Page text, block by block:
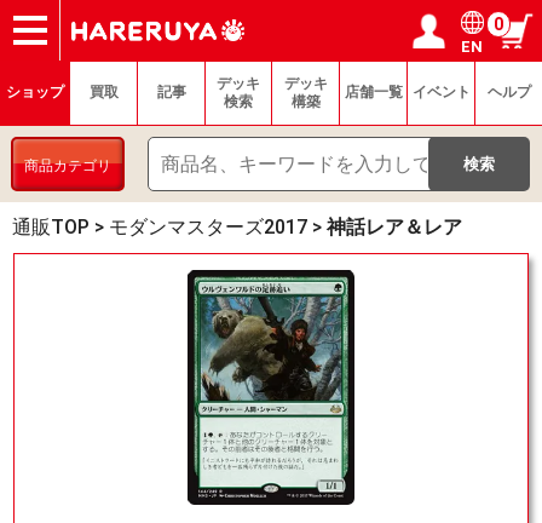
ショップ
買取
記事
デッキ検索
デッキ構築
選手一覧
店舗一覧
イベント
ヘルプ
お問い合わせ ログイン／会員登録
マイページ
EN
0
ショップ 買取 記事
デッキ
検索
デッキ
構築
店舗一覧 イベント ヘルプ
商品カテゴリ
通販TOP > モダンマスターズ2017 > 神話レア＆レア